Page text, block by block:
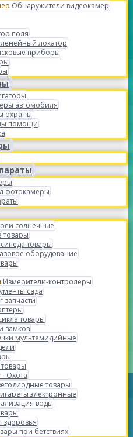
Обнаружители видеокамер
поля
локатор
приборы
автомобиля
охраны
помощи
фотокамеры
солнечные
товары
товары
оборудование
Измерители-контролеры
сада
запчасти
товары
замков
мультемидийные
Охота
товары
электронные
воды
здоровья
при бетствиях